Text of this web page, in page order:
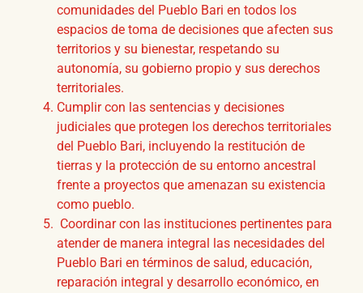
comunidades del Pueblo Bari en todos los
espacios de toma de decisiones que afecten sus
territorios y su bienestar, respetando su
autonomía, su gobierno propio y sus derechos
territoriales.
Cumplir con las sentencias y decisiones
judiciales que protegen los derechos territoriales
del Pueblo Bari, incluyendo la restitución de
tierras y la protección de su entorno ancestral
frente a proyectos que amenazan su existencia
como pueblo.
Coordinar con las instituciones pertinentes para
atender de manera integral las necesidades del
Pueblo Bari en términos de salud, educación,
reparación integral y desarrollo económico, en